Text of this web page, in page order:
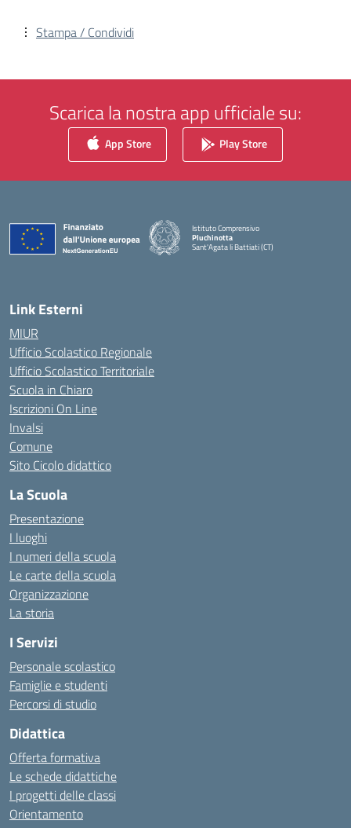
Stampa / Condividi
Scarica la nostra app ufficiale su:
App Store Play Store
Istituto Comprensivo
Pluchinotta
Sant'Agata li Battiati (CT)
— Visita la pagina iniziale della scuola
Link Esterni
MIUR
Ufficio Scolastico Regionale
Ufficio Scolastico Territoriale
Scuola in Chiaro
Iscrizioni On Line
Invalsi
Comune
Sito Cicolo didattico
La Scuola
Presentazione
I luoghi
I numeri della scuola
Le carte della scuola
Organizzazione
La storia
I Servizi
Personale scolastico
Famiglie e studenti
Percorsi di studio
Didattica
Offerta formativa
Le schede didattiche
I progetti delle classi
Orientamento